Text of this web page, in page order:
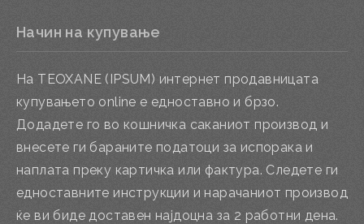
Начин на купување
На TEOXANE (IPSUM) интернет продавницата
купувањето online е едноставно и брзо.
Додадете го во кошничка саканиот производ и
внесете ги бараните податоци за испорака и
наплата преку картичка или фактура. Следете ги
едноставните инструкции и нарачаниот производ
ќе ви биде доставен најдоцна за 2 работни дена.